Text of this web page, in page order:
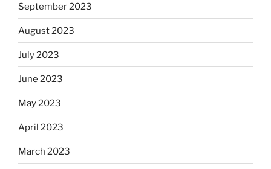
September 2023
August 2023
July 2023
June 2023
May 2023
April 2023
March 2023